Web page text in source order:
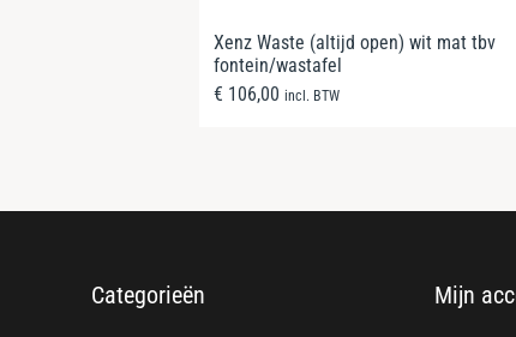
Xenz Waste (altijd open) wit mat tbv
fontein/wastafel
€ 106,00 incl. BTW
Categorieën Mijn